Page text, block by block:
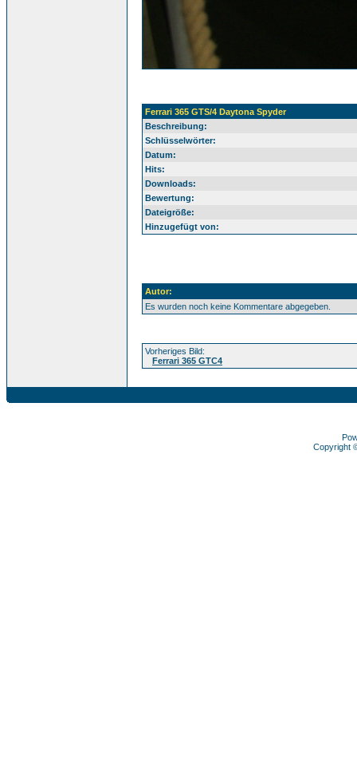
Ferrari 365 GTS/4 Daytona Spyder
Beschreibung:
Schlüsselwörter:
Datum:
Hits:
Downloads:
Bewertung:
Dateigröße:
Hinzugefügt von:
Autor:
Es wurden noch keine Kommentare abgegeben.
Vorheriges Bild:
Ferrari 365 GTC4
Copyright